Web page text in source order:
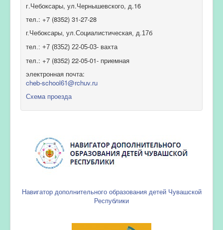
г.Чебоксары, ул.Чернышевского, д.16
тел.: +7 (8352) 31-27-28
г.Чебоксары, ул.Социалистическая, д.17б
тел.: +7 (8352) 22-05-03- вахта
тел.: +7 (8352) 22-05-01- приемная
электронная почта:
cheb-school61@rchuv.ru
Схема проезда
Навигатор дополнительного образования детей Чувашской
Республики